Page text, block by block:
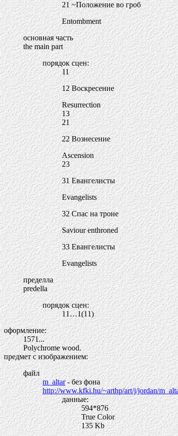
21 ~Положение во гроб
Entombment
основная часть
the main part
порядок сцен:
11
12 Воскресение
Resurrection
13
21
22 Вознесение
Ascension
23
31 Евангелисты
Evangelists
32 Спас на троне
Saviour enthroned
33 Евангелисты
Evangelists
пределла
predella
порядок сцен:
11…1(11)
оформление:
1571...
Polychrome wood.
предмет с изображением:
файл
m_altar- без фона
http://www.kfki.hu/~arthp/art/j/jordan/
данные:
594*876
True Color
135 Kb